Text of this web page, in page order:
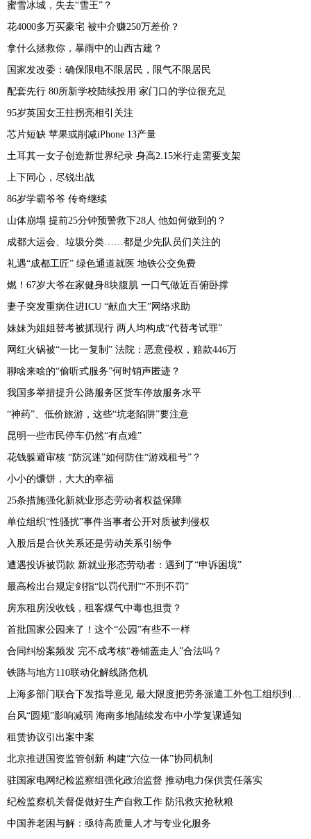
蜜雪冰城，失去“雪王”？
花4000多万买豪宅 被中介赚250万差价？
拿什么拯救你，暴雨中的山西古建？
国家发改委：确保限电不限居民，限气不限居民
配套先行 80所新学校陆续投用 家门口的学位很充足
95岁英国女王拄拐亮相引关注
芯片短缺 苹果或削减iPhone 13产量
土耳其一女子创造新世界纪录 身高2.15米行走需要支架
上下同心，尽锐出战
86岁学霸爷爷 传奇继续
山体崩塌 提前25分钟预警救下28人 他如何做到的？
成都大运会、垃圾分类……都是少先队员们关注的
礼遇“成都工匠” 绿色通道就医 地铁公交免费
燃！67岁大爷在家健身8块腹肌 一口气做近百俯卧撑
妻子突发重病住进ICU “献血大王”网络求助
妹妹为姐姐替考被抓现行 两人均构成“代替考试罪”
网红火锅被“一比一复制” 法院：恶意侵权，赔款446万
聊啥来啥的“偷听式服务”何时销声匿迹？
我国多举措提升公路服务区货车停放服务水平
“神药”、低价旅游，这些“坑老陷阱”要注意
昆明一些市民停车仍然“有点难”
花钱躲避审核 “防沉迷”如何防住“游戏租号”？
小小的馕饼，大大的幸福
25条措施强化新就业形态劳动者权益保障
单位组织“性骚扰”事件当事者公开对质被判侵权
入股后是合伙关系还是劳动关系引纷争
遭遇投诉被罚款 新就业形态劳动者：遇到了“申诉困境”
最高检出台规定剑指“以罚代刑”“不刑不罚”
房东租房没收钱，租客煤气中毒也担责？
首批国家公园来了！这个“公园”有些不一样
合同纠纷案频发 完不成考核“卷铺盖走人”合法吗？
铁路与地方110联动化解线路危机
上海多部门联合下发指导意见 最大限度把劳务派遣工外包工组织到工会中来
台风“圆规”影响减弱 海南多地陆续发布中小学复课通知
租赁协议引出案中案
北京推进国资监管创新 构建“六位一体”协同机制
驻国家电网纪检监察组强化政治监督 推动电力保供责任落实
纪检监察机关督促做好生产自救工作 防汛救灾抢秋粮
中国养老困与解：亟待高质量人才与专业化服务